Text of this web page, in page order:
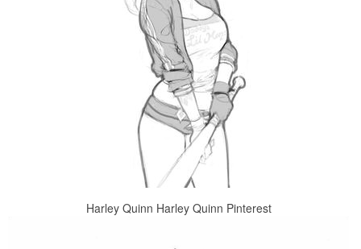
Harley Quinn Harley Quinn Pinterest